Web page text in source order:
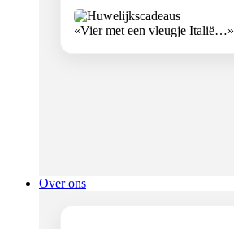
«Vier met een vleugje Italië…»
Over ons